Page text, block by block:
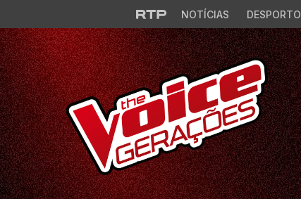
Saltar para o conteúdo principal
NOTÍCIAS DESPORTO